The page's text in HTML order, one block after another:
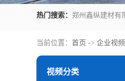
热门搜索：
当前位置： 首页 -> 企业视频
视频分类